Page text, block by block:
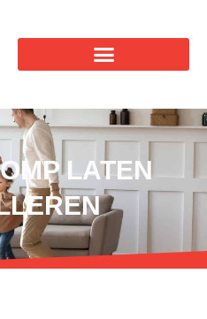
LATEN